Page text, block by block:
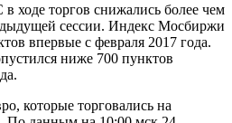
торгов снижались более чем
сессии. Индекс Мосбиржи
впервые с февраля 2017 года.
ниже 700 пунктов
которые торговались на